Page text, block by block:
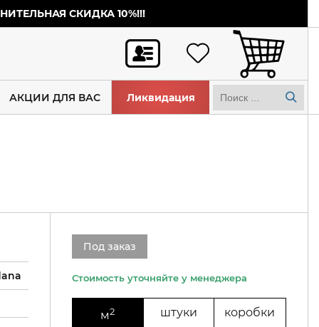
СКИДКА 10%!!!
АКЦИИ ДЛЯ ВАС Ликвидация
Под заказ
м2 штуки коробки